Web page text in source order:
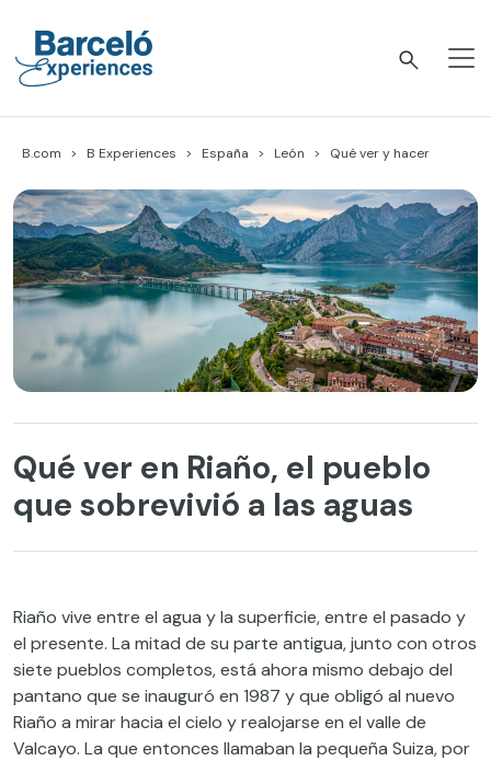
content
B.com B Experiences España León Qué ver y hacer
Qué ver en Riaño, el pueblo
que sobrevivió a las aguas
Riaño vive entre el agua y la superficie, entre el pasado y
el presente. La mitad de su parte antigua, junto con otros
siete pueblos completos, está ahora mismo debajo del
pantano que se inauguró en 1987 y que obligó al nuevo
Riaño a mirar hacia el cielo y realojarse en el valle de
Valcayo. La que entonces llamaban la pequeña Suiza, por